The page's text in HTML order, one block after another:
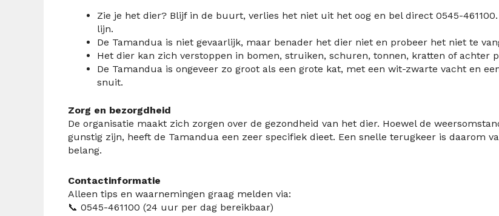
Zie je het dier? Blijf in de buurt, verlies het niet uit het oog en bel direct 0545-
lijn.
De Tamandua is niet gevaarlijk, maar benader het dier niet en probeer het niet te
Het dier kan zich verstoppen in bomen, struiken, schuren, tonnen, kratten of achter
De Tamandua is ongeveer zo groot als een grote kat, met een wit-zwarte vacht en
snuit.
Zorg en bezorgdheid
De organisatie maakt zich zorgen over de gezondheid van het dier. Hoewel de
gunstig zijn, heeft de Tamandua een zeer specifiek dieet. Een snelle terugkeer is daarom
belang.
Contactinformatie
Alleen tips en waarnemingen graag melden via:
📞 0545-461100 (24 uur per dag bereikbaar)